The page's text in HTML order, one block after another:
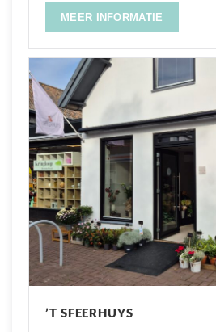
MEER INFORMATIE
’T SFEERHUYS